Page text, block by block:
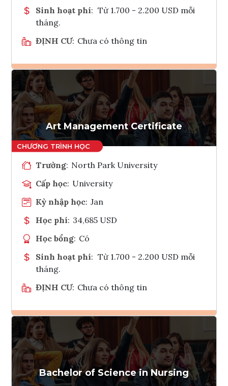
Sinh hoạt phí: Từ 1.700 - 2.200 USD mỗi
tháng.
ĐỊNH CƯ: Chưa có thông tin
Ghi danh
Tham vấn Interlink
Art Management Certificate
Trường: North Park University
Cấp học: University
Kỳ nhập học: Jan
Học phí: 34,685 USD
Học bổng: Có
Sinh hoạt phí: Từ 1.700 - 2.200 USD mỗi
tháng.
ĐỊNH CƯ: Chưa có thông tin
Ghi danh
Tham vấn Interlink
Bachelor of Science in Nursing